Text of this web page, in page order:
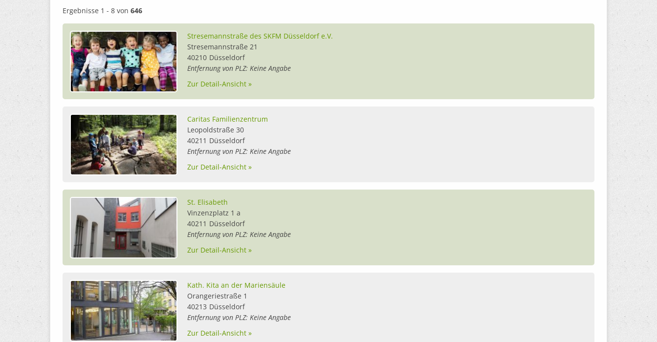
Ergebnisse 1 - 8 von 646
Stresemannstraße des SKFM Düsseldorf e.V.
Stresemannstraße 21
40210 Düsseldorf
Entfernung von PLZ: Keine Angabe
Zur Detail-Ansicht »
Caritas Familienzentrum
Leopoldstraße 30
40211 Düsseldorf
Entfernung von PLZ: Keine Angabe
Zur Detail-Ansicht »
St. Elisabeth
Vinzenzplatz 1 a
40211 Düsseldorf
Entfernung von PLZ: Keine Angabe
Zur Detail-Ansicht »
Kath. Kita an der Mariensäule
Orangeriestraße 1
40213 Düsseldorf
Entfernung von PLZ: Keine Angabe
Zur Detail-Ansicht »